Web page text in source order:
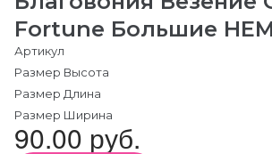
Fortune Большие HEM
Артикул
Размер Высота
Размер Длина
Размер Ширина
90.00 руб.